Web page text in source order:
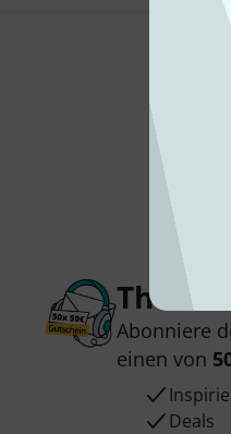
Abonniere
einen von
Deals